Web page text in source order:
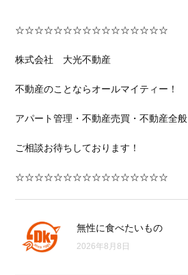
☆☆☆☆☆☆☆☆☆☆☆☆☆☆☆☆
株式会社 大光不動産
不動産のことならオールマイティー！
アパート管理・不動産売買・不動産全般
ご相談お待ちしております！
☆☆☆☆☆☆☆☆☆☆☆☆☆☆☆☆
無性に食べたいもの
2026年8月8日